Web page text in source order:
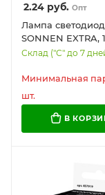
2.24 руб. Опт
Лампа
SONNEN EXTRA,
Вт, GU5.3, софит,
30000 ч, LED
Склад ("С" до 7
Минимальная
шт.
В